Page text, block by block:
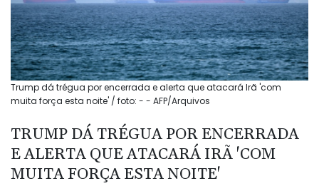
Trump dá trégua por encerrada e alerta que atacará Irã 'com
muita força esta noite' / foto: - - AFP/Arquivos
TRUMP DÁ TRÉGUA POR ENCERRADA
E ALERTA QUE ATACARÁ IRÃ 'COM
MUITA FORÇA ESTA NOITE'